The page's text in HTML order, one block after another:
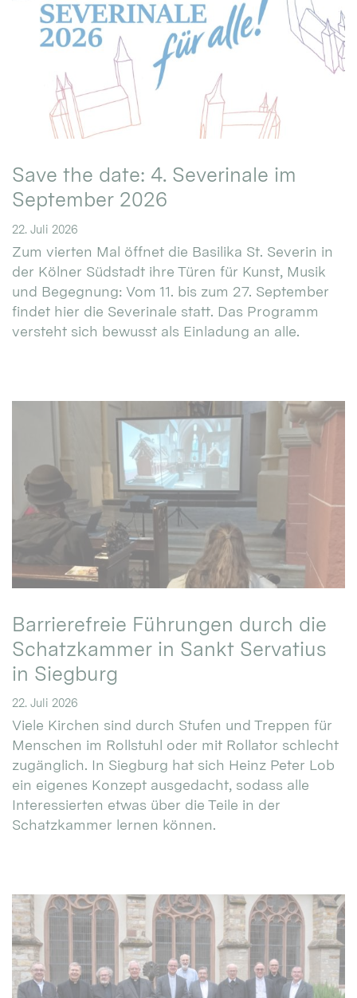
Save the date: 4. Severinale im
September 2026
22. Juli 2026
Zum vierten Mal öffnet die Basilika St. Severin in
der Kölner Südstadt ihre Türen für Kunst, Musik
und Begegnung: Vom 11. bis zum 27. September
findet hier die Severinale statt. Das Programm
versteht sich bewusst als Einladung an alle.
Barrierefreie Führungen durch die
Schatzkammer in Sankt Servatius
in Siegburg
22. Juli 2026
Viele Kirchen sind durch Stufen und Treppen für
Menschen im Rollstuhl oder mit Rollator schlecht
zugänglich. In Siegburg hat sich Heinz Peter Lob
ein eigenes Konzept ausgedacht, sodass alle
Interessierten etwas über die Teile in der
Schatzkammer lernen können.